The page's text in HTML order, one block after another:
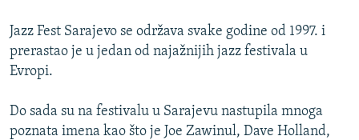
POST SCRIPTUM
TRI DECENIJE OD RATA U BIH
Sve RFE/RL stranice
Jazz Fest Sarajevo se održava svake godine od 1997. i
prerastao je u jedan od najažnijih jazz festivala u
Evropi.
Do sada su na festivalu u Sarajevu nastupila mnoga
poznata imena kao što je Joe Zawinul, Dave Holland,